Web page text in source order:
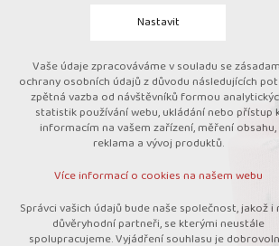
Nastavit
Technická cookies
nutná pro provozování webu
udržení kontextu stránek (session):
případná přihlášení, volby jazyka, apod.
návštěvnosti
marketingová cookies (Google)
Vaše údaje zpracováváme v souladu se
ochrany osobních údajů z důvodu následujících
zpětná vazba od návštěvníků formou
statistik používání webu, ukládání nebo přístup
informacím na vašem zařízení, měření obsahu,
reklama a vývoj produktů.
Více informací o cookies na našem webu
Správci vašich údajů bude naše společnost, jakož i
důvěryhodní partneři, se kterými neustále
spolupracujeme. Vyjádření souhlasu je